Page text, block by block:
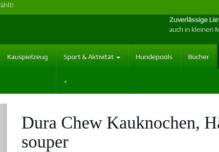
Zuverlässige
auch in kleinen
Kauspielzeug Sport & Aktivität Hundepools Bücher
Dura Chew Kauknochen,
souper